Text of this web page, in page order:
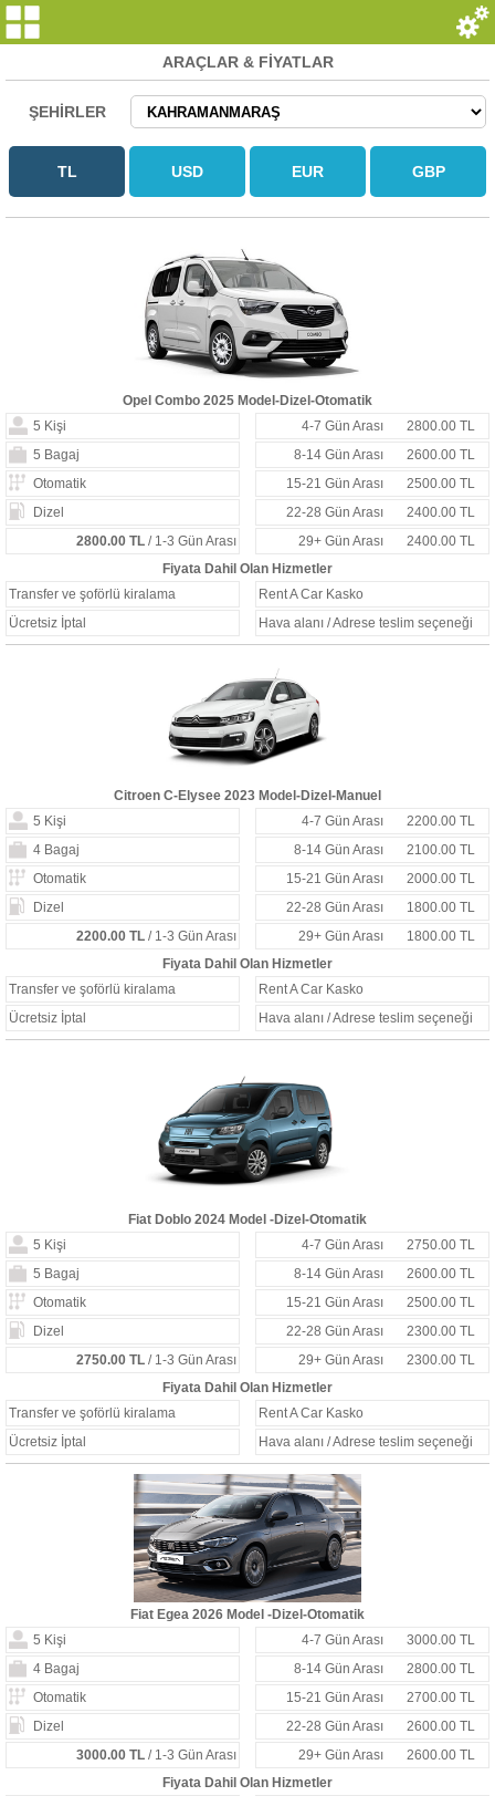
ARAÇLAR & FİYATLAR
ŞEHİRLER
Opel Combo 2025 Model-Dizel-Otomatik
5 Kişi
4-7 Gün Arası
2800.00 TL
5 Bagaj
8-14 Gün Arası
2600.00 TL
Otomatik
15-21 Gün Arası
2500.00 TL
Dizel
22-28 Gün Arası
2400.00 TL
2800.00 TL/ 1-3 Gün Arası 29+ Gün Arası
2400.00 TL
Fiyata Dahil Olan Hizmetler
Transfer ve şoförlü kiralama
Rent A Car Kasko
Ücretsiz İptal
Hava alanı / Adrese teslim seçeneği
Citroen C-Elysee 2023 Model-Dizel-Manuel
5 Kişi
4-7 Gün Arası
2200.00 TL
4 Bagaj
8-14 Gün Arası
2100.00 TL
Otomatik
15-21 Gün Arası
2000.00 TL
Dizel
22-28 Gün Arası
1800.00 TL
2200.00 TL/ 1-3 Gün Arası 29+ Gün Arası
1800.00 TL
Fiyata Dahil Olan Hizmetler
Transfer ve şoförlü kiralama
Rent A Car Kasko
Ücretsiz İptal
Hava alanı / Adrese teslim seçeneği
Fiat Doblo 2024 Model -Dizel-Otomatik
5 Kişi
4-7 Gün Arası
2750.00 TL
5 Bagaj
8-14 Gün Arası
2600.00 TL
Otomatik
15-21 Gün Arası
2500.00 TL
Dizel
22-28 Gün Arası
2300.00 TL
2750.00 TL/ 1-3 Gün Arası 29+ Gün Arası
2300.00 TL
Fiyata Dahil Olan Hizmetler
Transfer ve şoförlü kiralama
Rent A Car Kasko
Ücretsiz İptal
Hava alanı / Adrese teslim seçeneği
Fiat Egea 2026 Model -Dizel-Otomatik
5 Kişi
4-7 Gün Arası
3000.00 TL
4 Bagaj
8-14 Gün Arası
2800.00 TL
Otomatik
15-21 Gün Arası
2700.00 TL
Dizel
22-28 Gün Arası
2600.00 TL
3000.00 TL/ 1-3 Gün Arası 29+ Gün Arası
2600.00 TL
Fiyata Dahil Olan Hizmetler